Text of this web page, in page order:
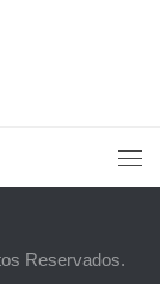
Reservados.